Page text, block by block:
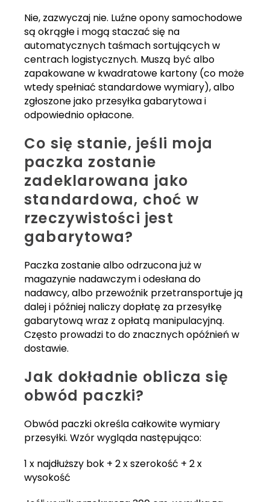
Nie, zazwyczaj nie. Luźne opony samochodowe
są okrągłe i mogą staczać się na
automatycznych taśmach sortujących w
centrach logistycznych. Muszą być albo
zapakowane w kwadratowe kartony (co może
wtedy spełniać standardowe wymiary), albo
zgłoszone jako przesyłka gabarytowa i
odpowiednio opłacone.
Co się stanie, jeśli moja
paczka zostanie
zadeklarowana jako
standardowa, choć w
rzeczywistości jest
gabarytowa?
Paczka zostanie albo odrzucona już w
magazynie nadawczym i odesłana do
nadawcy, albo przewoźnik przetransportuje ją
dalej i później naliczy dopłatę za przesyłkę
gabarytową wraz z opłatą manipulacyjną.
Często prowadzi to do znacznych opóźnień w
dostawie.
Jak dokładnie oblicza się
obwód paczki?
Obwód paczki określa całkowite wymiary
przesyłki. Wzór wygląda następująco:
1 x najdłuższy bok + 2 x szerokość + 2 x
wysokość